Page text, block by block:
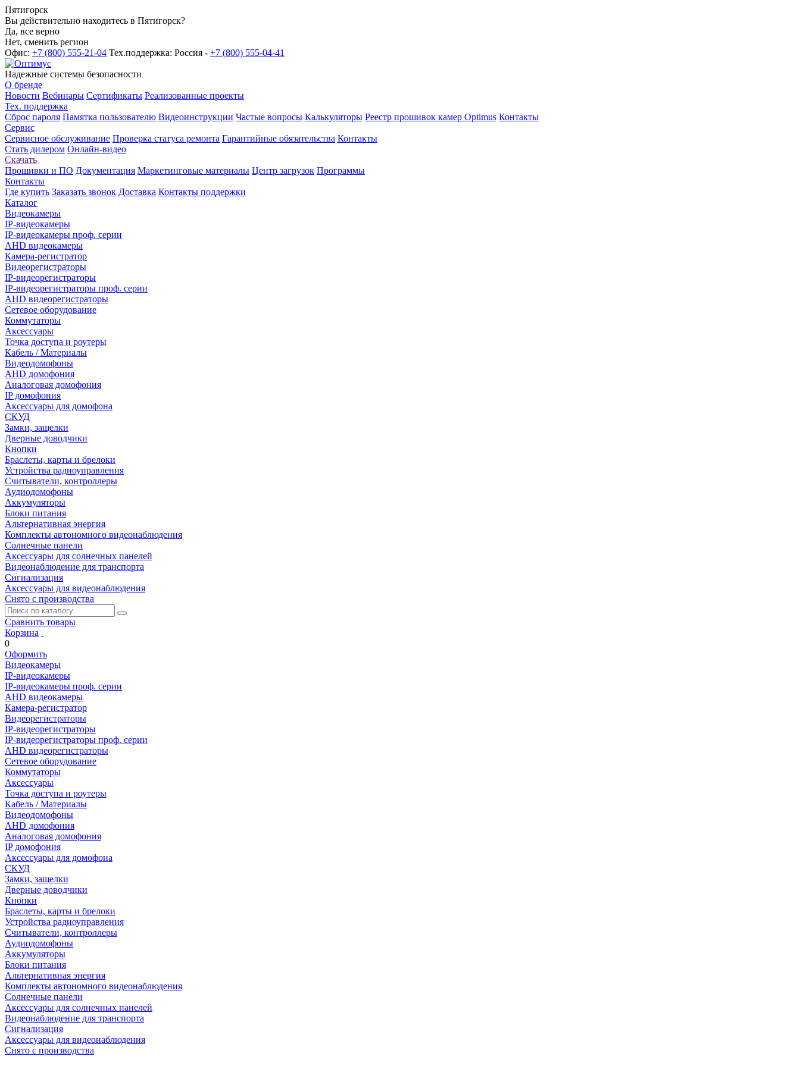
Пятигорск
Вы действительно находитесь в Пятигорск?
Да, все верно
Нет, сменить регион
Офис: +7 (800) 555-21-04 Тех.поддержка: Россия - +7 (800) 555-04-41
Надежные системы безопасности
О бренде
Новости Вебинары Сертификаты Реализованные проекты
Тех. поддержка
Сброс пароля Памятка пользователю Видеоинструкции Частые вопросы Калькуляторы Реестр прошивок камер Optimus Контакты
Сервис
Сервисное обслуживание Проверка статуса ремонта Гарантийные обязательства Контакты
Стать дилером Онлайн-видео
Скачать
Прошивки и ПО Документация Маркетинговые материалы Центр загрузок Программы
Контакты
Где купить Заказать звонок Доставка Контакты поддержки
Каталог
Видеокамеры
IP-видеокамеры
IP-видеокамеры проф. серии
AHD видеокамеры
Камера-регистратор
Видеорегистраторы
IP-видеорегистраторы
IP-видеорегистраторы проф. серии
AHD видеорегистраторы
Сетевое оборудование
Коммутаторы
Аксессуары
Точка доступа и роутеры
Кабель / Материалы
Видеодомофоны
AHD домофония
Аналоговая домофония
IP домофония
Аксессуары для домофона
СКУД
Замки, защелки
Дверные доводчики
Кнопки
Браслеты, карты и брелоки
Устройства радиоуправления
Считыватели, контроллеры
Аудиодомофоны
Аккумуляторы
Блоки питания
Альтернативная энергия
Комплекты автономного видеонаблюдения
Солнечные панели
Аксессуары для солнечных панелей
Видеонаблюдение для транспорта
Сигнализация
Аксессуары для видеонаблюдения
Снято с производства
Сравнить товары
Корзина
0
Оформить
Видеокамеры
IP-видеокамеры
IP-видеокамеры проф. серии
AHD видеокамеры
Камера-регистратор
Видеорегистраторы
IP-видеорегистраторы
IP-видеорегистраторы проф. серии
AHD видеорегистраторы
Сетевое оборудование
Коммутаторы
Аксессуары
Точка доступа и роутеры
Кабель / Материалы
Видеодомофоны
AHD домофония
Аналоговая домофония
IP домофония
Аксессуары для домофона
СКУД
Замки, защелки
Дверные доводчики
Кнопки
Браслеты, карты и брелоки
Устройства радиоуправления
Считыватели, контроллеры
Аудиодомофоны
Аккумуляторы
Блоки питания
Альтернативная энергия
Комплекты автономного видеонаблюдения
Солнечные панели
Аксессуары для солнечных панелей
Видеонаблюдение для транспорта
Сигнализация
Аксессуары для видеонаблюдения
Снято с производства